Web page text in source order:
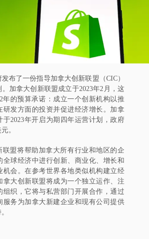
布了一份指导加拿大创新联盟（CIC）
加拿大创新联盟成立于2023年2月，这
年的预算承诺：成立一个创新机构以推
研发方面的投资并促进经济增长。加拿
于2023年开启为期四年运营计划，政府
。
联盟将帮助加拿大所有行业和地区的企
全球经济中进行创新、商业化、增长和
机会。在参考世界各地类似机构建立经
拿大创新联盟将成为一个独立运作、注
组织，它将与私营部门开展合作，通过
服务为加拿大新建企业和现有公司提供